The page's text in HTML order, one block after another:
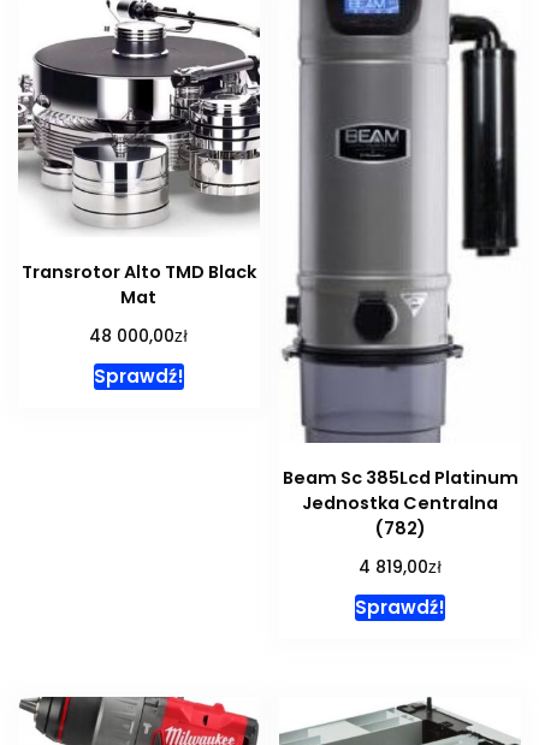
Transrotor Alto TMD Black
Mat
48 000,00zł
Sprawdź!
Beam Sc 385Lcd Platinum
Jednostka Centralna
(782)
4 819,00zł
Sprawdź!